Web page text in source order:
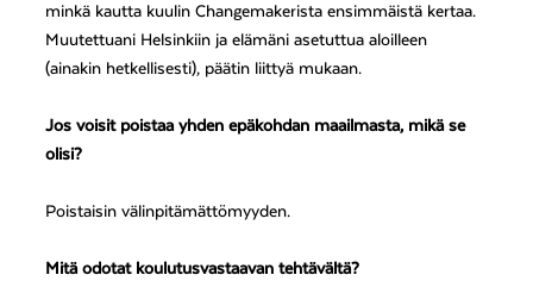
minkä kautta kuulin Changemakerista ensimmäistä kertaa.
Muutettuani Helsinkiin ja elämäni asetuttua aloilleen
(ainakin hetkellisesti), päätin liittyä mukaan.
Jos voisit poistaa yhden epäkohdan maailmasta, mikä se
olisi?
Poistaisin välinpitämättömyyden.
Mitä odotat koulutusvastaavan tehtävältä?